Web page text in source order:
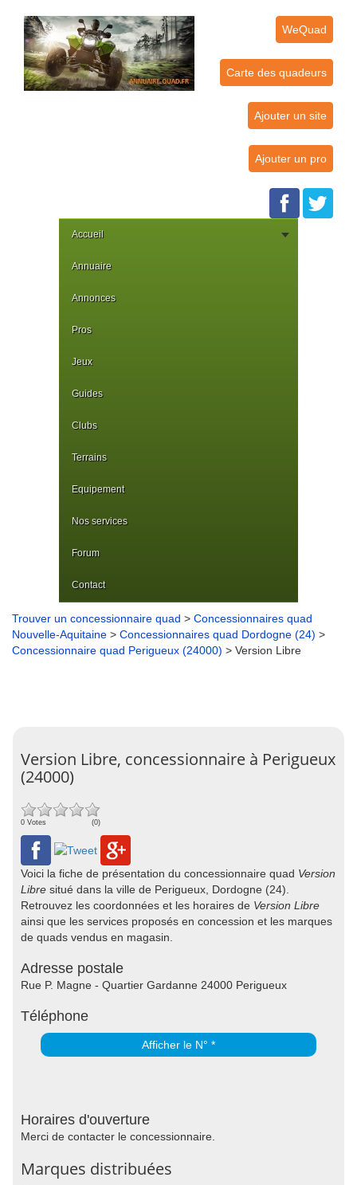
WeQuad
Carte des quadeurs
Ajouter un site
Ajouter un pro
Accueil
Annuaire
Annonces
Pros
Jeux
Guides
Clubs
Terrains
Equipement
Nos services
Forum
Contact
Trouver un concessionnaire quad > Concessionnaires quad
Nouvelle-Aquitaine > Concessionnaires quad Dordogne (24) >
Concessionnaire quad Perigueux (24000) > Version Libre
Version Libre, concessionnaire à Perigueux
(24000)
0 Votes (0)
Voici la fiche de présentation du concessionnaire quad Version
Libre situé dans la ville de Perigueux, Dordogne (24).
Retrouvez les coordonnées et les horaires de Version Libre
ainsi que les services proposés en concession et les marques
de quads vendus en magasin.
Adresse postale
Rue P. Magne - Quartier Gardanne 24000 Perigueux
Téléphone
Afficher le N° *
Horaires d'ouverture
Merci de contacter le concessionnaire.
Marques distribuées